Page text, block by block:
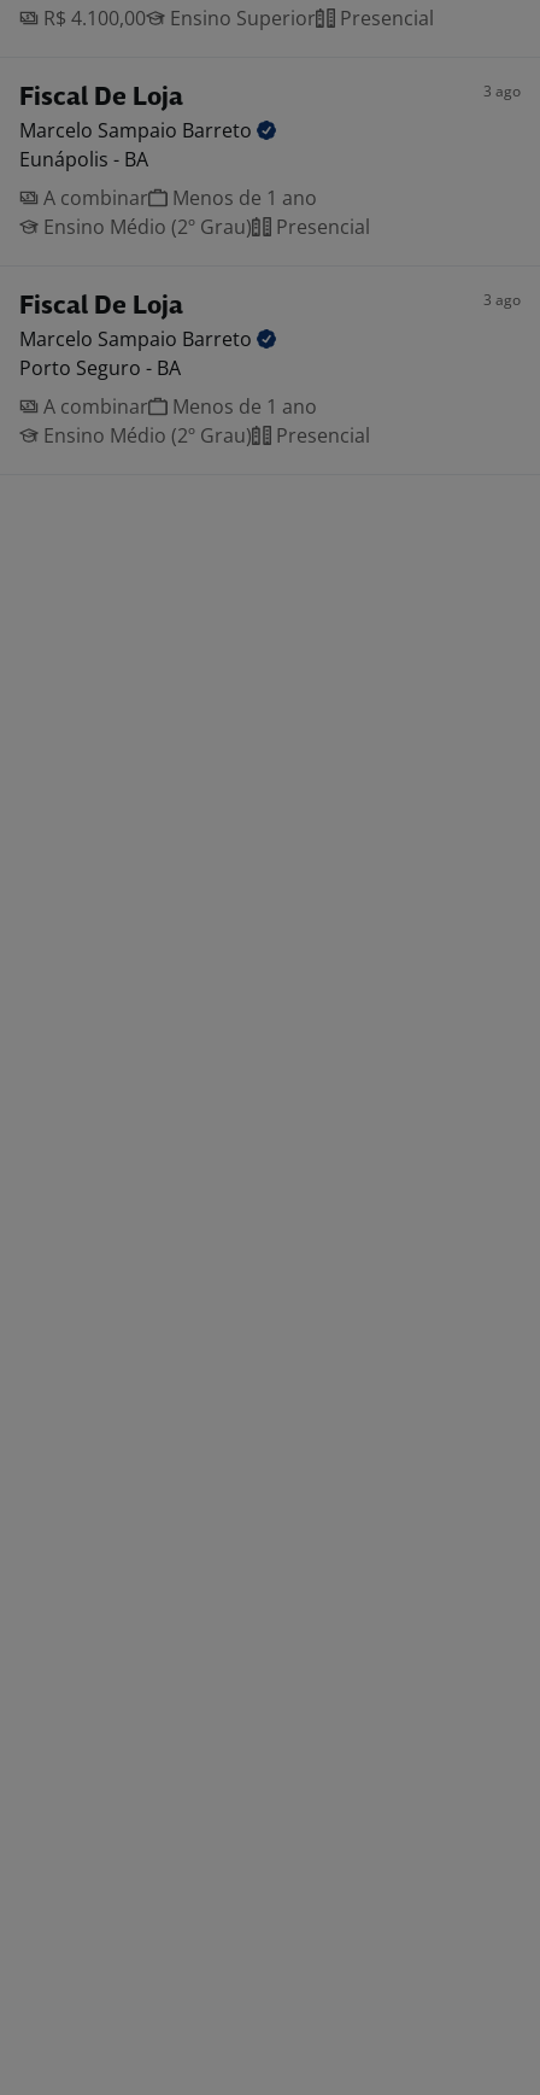
R$ 4.100,00 Ensino Superior Presencial
Fiscal De Loja 3 ago
Marcelo Sampaio Barreto
Eunápolis - BA
A combinar
Menos de 1 ano
Ensino Médio (2º Grau)
Presencial
Fiscal De Loja 3 ago
Marcelo Sampaio Barreto
Porto Seguro - BA
A combinar
Menos de 1 ano
Ensino Médio (2º Grau)
Presencial